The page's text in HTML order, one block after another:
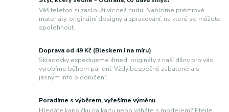
Váš telefon si zaslouží víc než nudu. Nabízíme prémiové
materiály, originální designy a zpracování, na které se můžete
spolehnout.
Doprava od 49 Kč (Bleskem i na míru)
Skladovky expedujeme ihned, originály z naší dílny pro vás
vyrobíme během pár dní. Vždy bezpečně zabalené a s
jasným info o doručení.
Poradíme s výběrem, vyřešíme výměnu